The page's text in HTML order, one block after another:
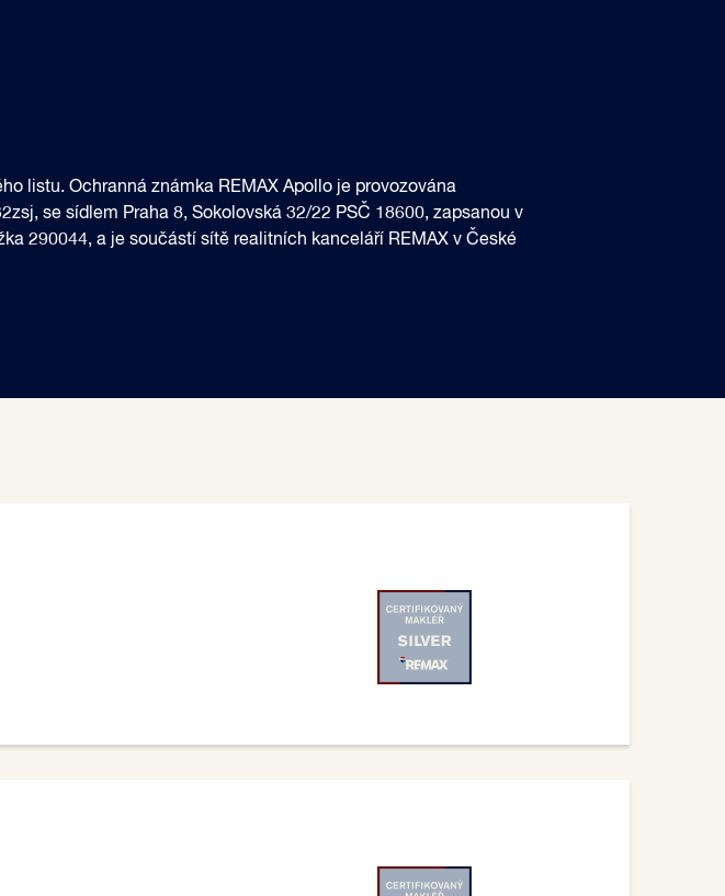
listu. Ochranná známka REMAX Apollo je provozována
se sídlem Praha 8, Sokolovská 32/22 PSČ 18600, zapsanou v
290044, a je součástí sítě realitních kanceláří REMAX v České